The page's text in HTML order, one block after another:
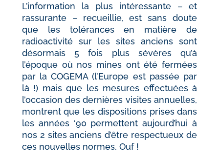
L’information la plus intéressante – et
rassurante – recueillie, est sans doute
que les tolérances en matière de
radioactivité sur les sites anciens sont
désormais 5 fois plus sévères qu’à
l’époque où nos mines ont été fermées
par la COGEMA (l’Europe est passée par
là !) mais que les mesures effectuées à
l’occasion des dernières visites annuelles,
montrent que les dispositions prises dans
les années ‘90 permettent aujourd’hui à
nos 2 sites anciens d’être respectueux de
ces nouvelles normes. Ouf !